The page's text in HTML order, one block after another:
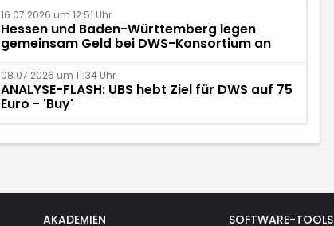
16.07.2026 um 12:51 Uhr
Hessen und Baden-Württemberg legen
gemeinsam Geld bei DWS-Konsortium an
08.07.2026 um 11:34 Uhr
ANALYSE-FLASH: UBS hebt Ziel für DWS auf 75
Euro - 'Buy'
AKADEMIEN SOFTWARE-TOOLS